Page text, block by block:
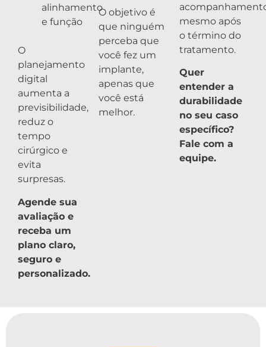
alinhamento
e função
O
planejamento
digital
aumenta a
previsibilidade,
reduz o
tempo
cirúrgico e
evita
surpresas.
Agende sua
avaliação e
receba um
plano claro,
seguro e
personalizado.
O objetivo é
que ninguém
perceba que
você fez um
implante,
apenas que
você está
melhor.
mesmo após
o término do
tratamento.
Quer
entender a
durabilidade
no seu caso
específico?
Fale com a
equipe.